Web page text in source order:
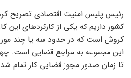
رئیس پلیس امنیت اقتصادی تصریح
کشور داریم که یکی از کارکردهای این
کروش است که در حدود سه یا چند
این مجموعه به مراجع قضایی است.
تا زمان صدور مجوز قضایی کار تمام